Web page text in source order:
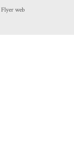
Flyer web